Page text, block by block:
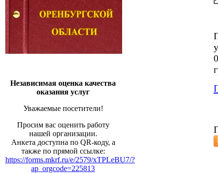
Независимая оценка качества
оказания услуг
Уважаемые посетители!
Просим вас оценить работу
нашей организации.
Анкета доступна по QR-коду, а
также по прямой ссылке:
https://forms.mkrf.ru/e/2579/xTPLeBU7/?
ap_orgcode=225813